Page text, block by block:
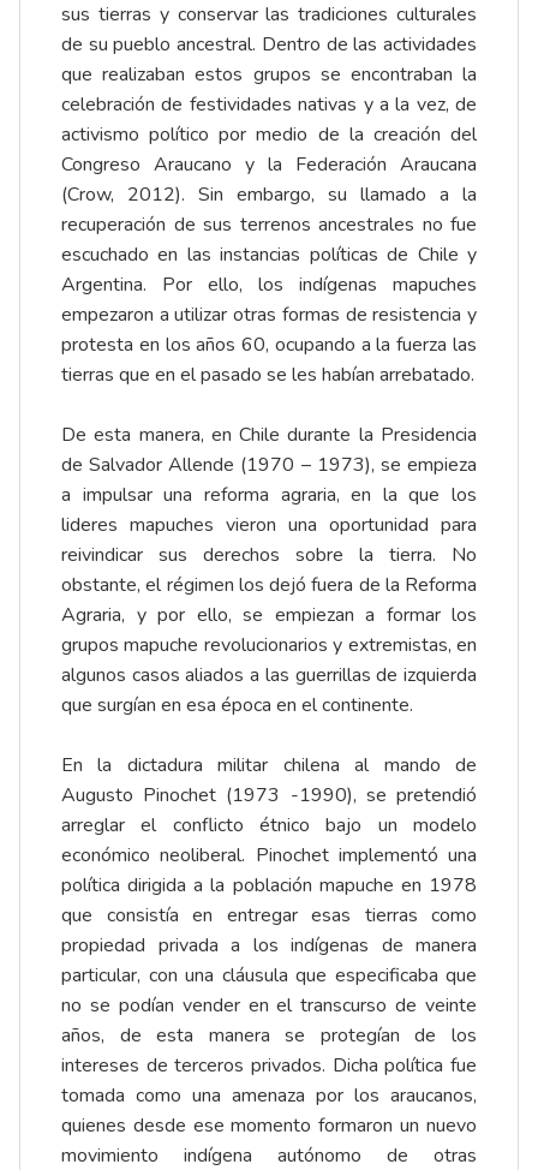
sus tierras y conservar las tradiciones culturales
de su pueblo ancestral. Dentro de las actividades
que realizaban estos grupos se encontraban la
celebración de festividades nativas y a la vez, de
activismo político por medio de la creación del
Congreso Araucano y la Federación Araucana
(Crow, 2012). Sin embargo, su llamado a la
recuperación de sus terrenos ancestrales no fue
escuchado en las instancias políticas de Chile y
Argentina. Por ello, los indígenas mapuches
empezaron a utilizar otras formas de resistencia y
protesta en los años 60, ocupando a la fuerza las
tierras que en el pasado se les habían arrebatado.
De esta manera, en Chile durante la Presidencia
de Salvador Allende (1970 – 1973), se empieza
a impulsar una reforma agraria, en la que los
lideres mapuches vieron una oportunidad para
reivindicar sus derechos sobre la tierra. No
obstante, el régimen los dejó fuera de la Reforma
Agraria, y por ello, se empiezan a formar los
grupos mapuche revolucionarios y extremistas, en
algunos casos aliados a las guerrillas de izquierda
que surgían en esa época en el continente.
En la dictadura militar chilena al mando de
Augusto Pinochet (1973 -1990), se pretendió
arreglar el conflicto étnico bajo un modelo
económico neoliberal. Pinochet implementó una
política dirigida a la población mapuche en 1978
que consistía en entregar esas tierras como
propiedad privada a los indígenas de manera
particular, con una cláusula que especificaba que
no se podían vender en el transcurso de veinte
años, de esta manera se protegían de los
intereses de terceros privados. Dicha política fue
tomada como una amenaza por los araucanos,
quienes desde ese momento formaron un nuevo
movimiento indígena autónomo de otras